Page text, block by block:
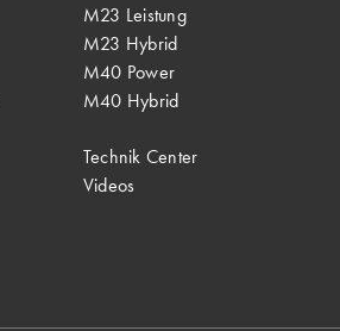
M23 Leistung
M23 Hybrid
M40 Power
M40 Hybrid
Technik Center
Videos